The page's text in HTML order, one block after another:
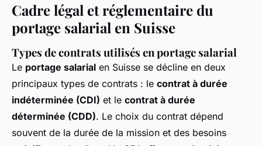
Cadre légal et réglementaire du
portage salarial en Suisse
Types de contrats utilisés en portage salarial
Le portage salarial en Suisse se décline en deux
principaux types de contrats : le contrat à durée
indéterminée (CDI) et le contrat à durée
déterminée (CDD). Le choix du contrat dépend
souvent de la durée de la mission et des besoins